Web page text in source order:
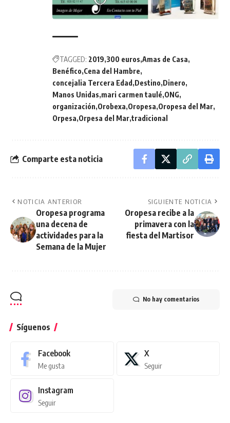
TAGGED: 2019 300 euros Amas de Casa
Benéfico Cena del Hambre
concejalia Tercera Edad Destino Dinero
Manos Unidas mari carmen taulé ONG
organización Orobexa Oropesa Oropesa del Mar
Orpesa Orpesa del Mar tradicional
Comparte esta noticia
NOTICIA ANTERIOR
Oropesa programa
una decena de
actividades para la
Semana de la Mujer
SIGUIENTE NOTICIA
Oropesa recibe a la
primavera con la
fiesta del Martisor
No hay comentarios
Síguenos
Facebook
Me gusta
X
Seguir
Instagram
Seguir